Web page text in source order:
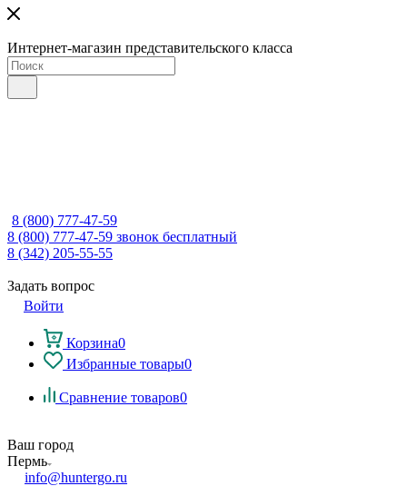
Интернет-магазин представительского класса
8 (800) 777-47-59
8 (800) 777-47-59 звонок бесплатный
8 (342) 205-55-55
Задать вопрос
Войти
Корзина0
Избранные товары0
Сравнение товаров0
Ваш город
Пермь
info@huntergo.ru